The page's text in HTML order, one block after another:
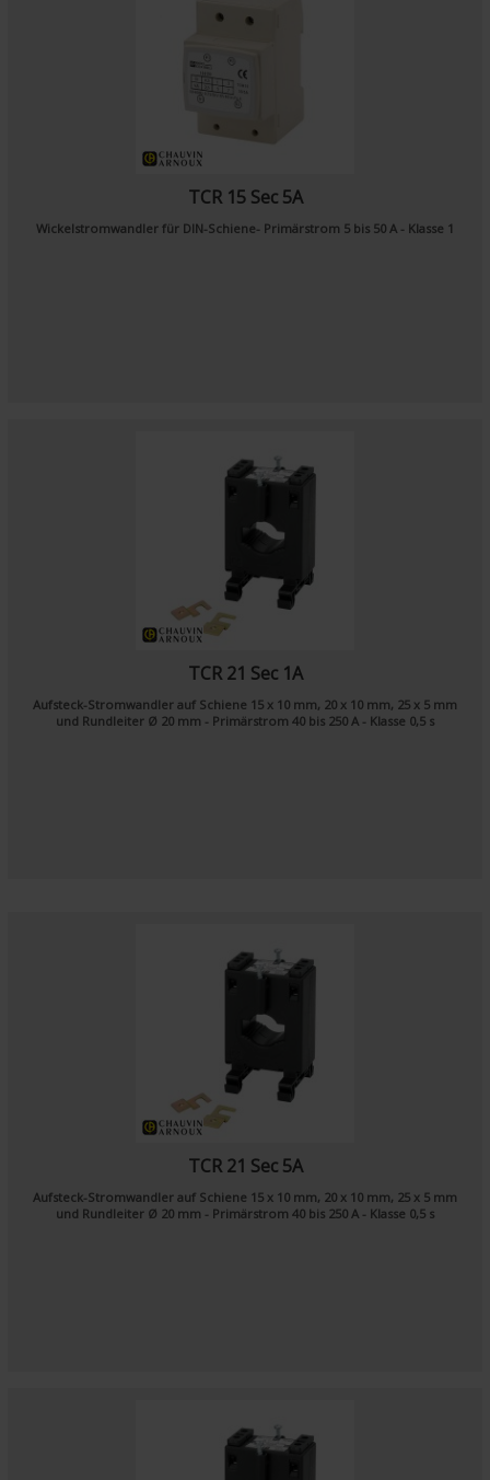
TCR 15 Sec 5A
Wickelstromwandler für DIN-Schiene- Primärstrom 5 bis 50 A - Klasse 1
TCR 21 Sec 1A
Aufsteck-Stromwandler auf Schiene 15 x 10 mm, 20 x 10 mm, 25 x 5 mm
und Rundleiter Ø 20 mm - Primärstrom 40 bis 250 A - Klasse 0,5 s
TCR 21 Sec 5A
Aufsteck-Stromwandler auf Schiene 15 x 10 mm, 20 x 10 mm, 25 x 5 mm
und Rundleiter Ø 20 mm - Primärstrom 40 bis 250 A - Klasse 0,5 s